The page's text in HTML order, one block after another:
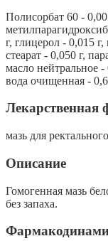
Полисорбат 60 -
г, глицерол - 0,015
стеарат - 0,050 г,
масло нейтральное -
вода очищенная -
Лекарственная
мазь для
Описание
Гомогенная мазь
без запаха.